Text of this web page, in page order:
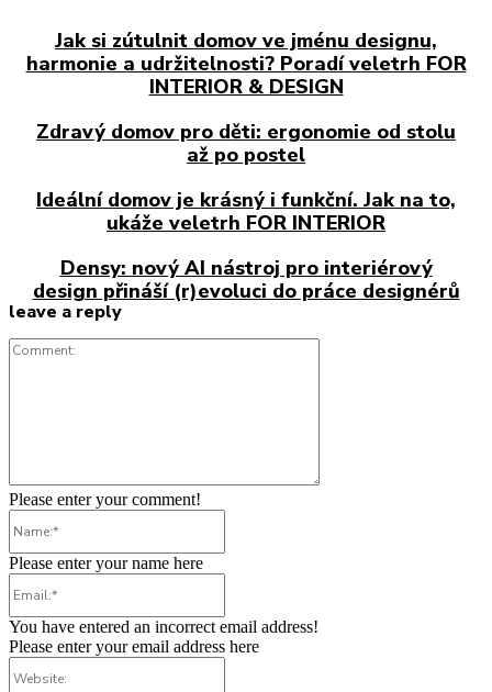
Jak si zútulnit domov ve jménu designu,
harmonie a udržitelnosti? Poradí veletrh FOR
INTERIOR & DESIGN
Zdravý domov pro děti: ergonomie od stolu
až po postel
Ideální domov je krásný i funkční. Jak na to,
ukáže veletrh FOR INTERIOR
Densy: nový AI nástroj pro interiérový
design přináší (r)evoluci do práce designérů
leave a reply
Please enter your comment!
Please enter your name here
You have entered an incorrect email address!
Please enter your email address here